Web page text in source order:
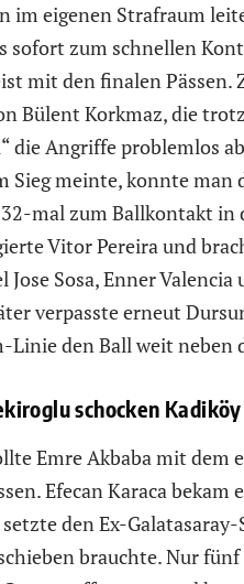
im eigenen Strafraum
sofort zum schnellen
mit den finalen Pässen.
Bülent Korkmaz, die
die Angriffe problemlos
Sieg meinte, konnte man
mal zum Ballkontakt in
Vitor Pereira und
Jose Sosa, Enner
verpasste erneut
den Ball weit neben
schocken
Emre Akbaba mit
Efecan Karaca
den Ex-
brauchte. Nur